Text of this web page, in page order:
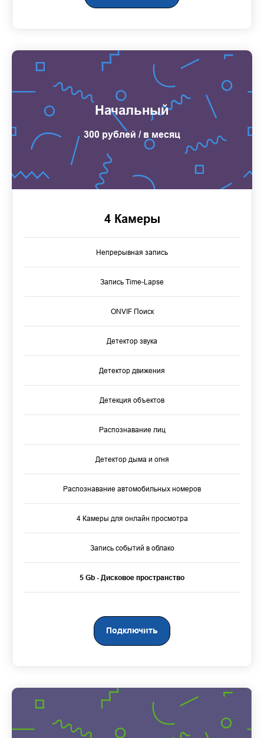
Начальный
300 рублей / в месяц
4 Камеры
Непрерывная запись
Запись Time-Lapse
ONVIF Поиск
Детектор звука
Детектор движения
Детекция объектов
Распознавание лиц
Детектор дыма и огня
Распознавание автомобильных номеров
4 Камеры для онлайн просмотра
Запись событий в облако
5 Gb - Дисковое пространство
Подключить